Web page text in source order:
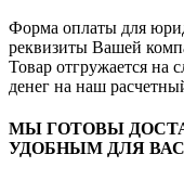
Форма оплаты для
реквизиты Вашей
Товар отгружается на
денег на наш
МЫ ГОТОВЫ
УДОБНЫМ ДЛЯ